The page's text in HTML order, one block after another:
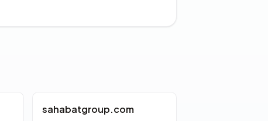
sahabatgroup.com